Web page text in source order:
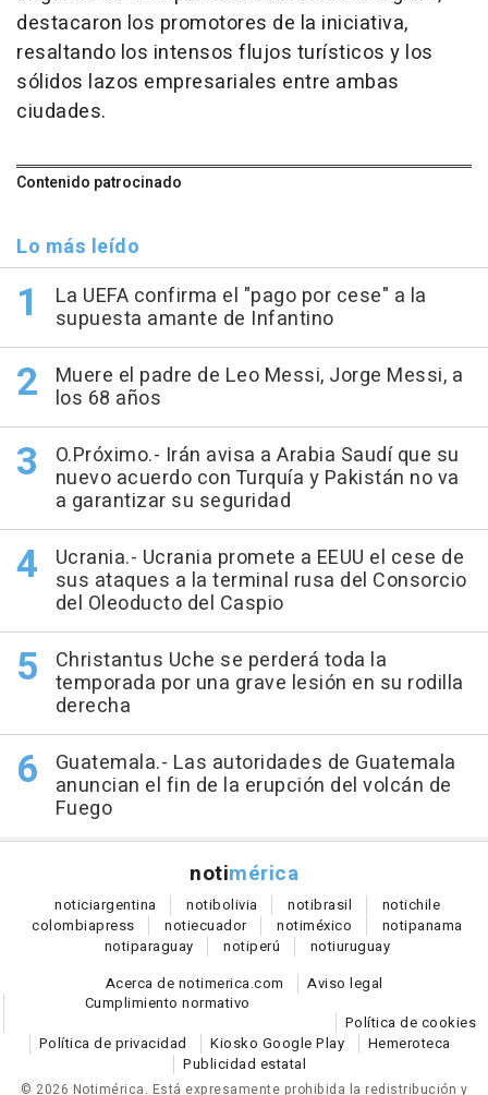
destacaron los promotores de la iniciativa,
resaltando los intensos flujos turísticos y los
sólidos lazos empresariales entre ambas
ciudades.
Contenido patrocinado
Lo más leído
La UEFA confirma el "pago por cese" a la
supuesta amante de Infantino
Muere el padre de Leo Messi, Jorge Messi, a
los 68 años
O.Próximo.- Irán avisa a Arabia Saudí que su
nuevo acuerdo con Turquía y Pakistán no va
a garantizar su seguridad
Ucrania.- Ucrania promete a EEUU el cese de
sus ataques a la terminal rusa del Consorcio
del Oleoducto del Caspio
Christantus Uche se perderá toda la
temporada por una grave lesión en su rodilla
derecha
Guatemala.- Las autoridades de Guatemala
anuncian el fin de la erupción del volcán de
Fuego
notimérica
noticiargentina notibolivia notibrasil notichile
colombiapress notiecuador notiméxico notipanama
notiparaguay notiperú notiuruguay
Acerca de notimerica.com
Aviso legal
Cumplimiento normativo
Política de cookies
Política de privacidad
Kiosko Google Play
Hemeroteca
Publicidad estatal
© 2026 Notimérica. Está expresamente prohibida la redistribución y